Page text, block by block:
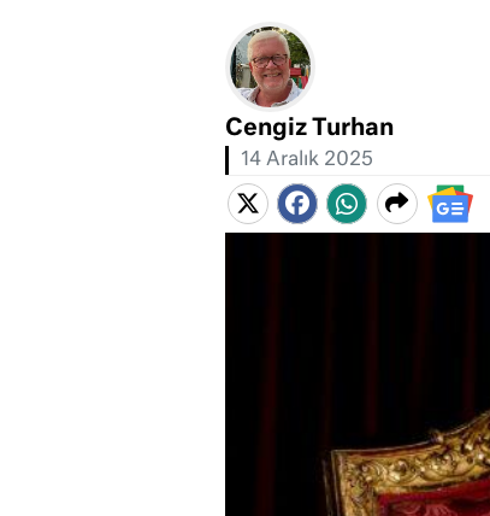
Cengiz Turhan
14 Aralık 2025